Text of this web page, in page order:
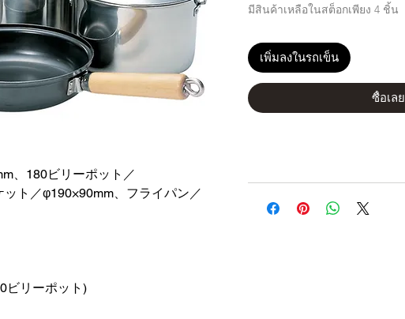
、180ビリーポット／
ト／φ190×90mm、フライパン／
ビリーポット)
มีสินค้าเหลือในสต็อกเพียง 4 ชิ้น
เพิ่มลงในรถเข็น
ซื้อเลย